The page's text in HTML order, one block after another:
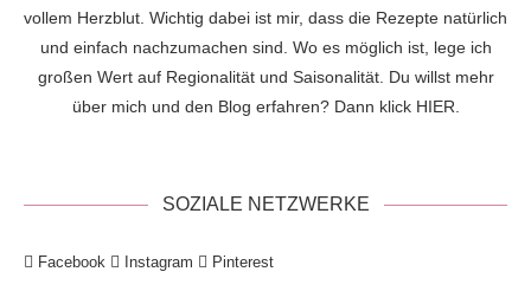
vollem Herzblut. Wichtig dabei ist mir, dass die Rezepte natürlich
und einfach nachzumachen sind. Wo es möglich ist, lege ich
großen Wert auf Regionalität und Saisonalität. Du willst mehr
über mich und den Blog erfahren? Dann klick HIER
SOZIALE NETZWERKE
Facebook Instagram Pinterest